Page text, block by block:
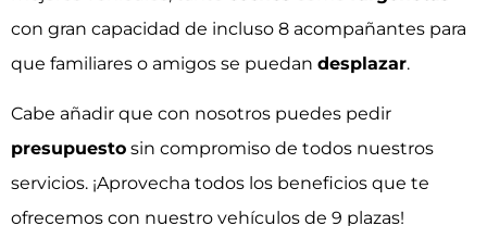
con gran capacidad de incluso 8 acompañantes para
que familiares o amigos se puedan desplazar.
Cabe añadir que con nosotros puedes pedir
presupuesto sin compromiso de todos nuestros
servicios. ¡Aprovecha todos los beneficios que te
ofrecemos con nuestro vehículos de 9 plazas!